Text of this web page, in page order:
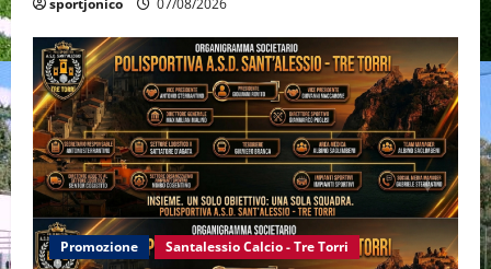
sportjonico 07/08/2026
Promozione Santalessio Calcio - Tre Torri